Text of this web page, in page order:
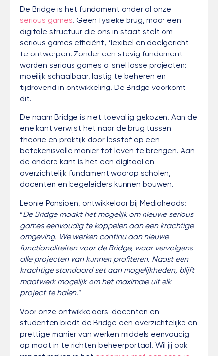
De Bridge is het fundament onder al onze
serious games. Geen fysieke brug, maar een
digitale structuur die ons in staat stelt om
serious games efficiënt, flexibel en doelgericht
te ontwerpen. Zonder een stevig fundament
worden serious games al snel losse projecten:
moeilijk schaalbaar, lastig te beheren en
tijdrovend in ontwikkeling. De Bridge voorkomt
dit.
De naam Bridge is niet toevallig gekozen. Aan de
ene kant verwijst het naar de brug tussen
theorie en praktijk door lesstof op een
betekenisvolle manier tot leven te brengen. Aan
de andere kant is het een digitaal en
overzichtelijk fundament waarop scholen,
docenten en begeleiders kunnen bouwen.
Leonie Ponsioen, ontwikkelaar bij Mediaheads:
“De Bridge maakt het mogelijk om nieuwe serious
games eenvoudig te koppelen aan een krachtige
omgeving. We werken continu aan nieuwe
functionaliteiten voor de Bridge, waar vervolgens
alle projecten van kunnen profiteren. Naast een
krachtige standaard set aan mogelijkheden, blijft
maatwerk mogelijk om het maximale uit elk
project te halen.”
Voor onze ontwikkelaars, docenten en
studenten biedt de Bridge een overzichtelijke en
prettige manier van werken middels eenvoudig
op maat in te richten beheerportaal. Wil jij ook